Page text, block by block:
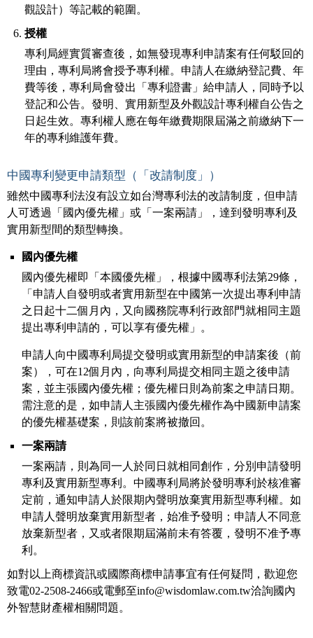
觀設計）等記載的範圍。
授權
專利局經實質審查後，如無發現專利申請案有任何駁回的
理由，專利局將會授予專利權。申請人在繳納登記費、年
費等後，專利局會發出「專利證書」給申請人，同時予以
登記和公告。發明、實用新型及外觀設計專利權自公告之
日起生效。專利權人應在每年繳費期限屆滿之前繳納下一
年的專利維護年費。
中國專利變更申請類型（「改請制度」）
雖然中國專利法沒有設立如台灣專利法的改請制度，但申請
人可透過「國內優先權」或「一案兩請」，達到發明專利及
實用新型間的類型轉換。
國內優先權
國內優先權即「本國優先權」，根據中國專利法第29條，
「申請人自發明或者實用新型在中國第一次提出專利申請
之日起十二個月內，又向國務院專利行政部門就相同主題
提出專利申請的，可以享有優先權」。
申請人向中國專利局提交發明或實用新型的申請案後（前
案），可在12個月內，向專利局提交相同主題之後申請
案，並主張國內優先權；優先權日則為前案之申請日期。
需注意的是，如申請人主張國內優先權作為中國新申請案
的優先權基礎案，則該前案將被撤回。
一案兩請
一案兩請，則為同一人於同日就相同創作，分別申請發明
專利及實用新型專利。中國專利局將於發明專利於核准審
定前，通知申請人於限期內聲明放棄實用新型專利權。如
申請人聲明放棄實用新型者，始准予發明；申請人不同意
放棄新型者，又或者限期屆滿前未有答覆，發明不准予專
利。
如對以上商標資訊或國際商標申請事宜有任何疑問，歡迎您
致電02-2508-2466或電郵至info@wisdomlaw.com.tw洽詢國內
外智慧財產權相關問題。